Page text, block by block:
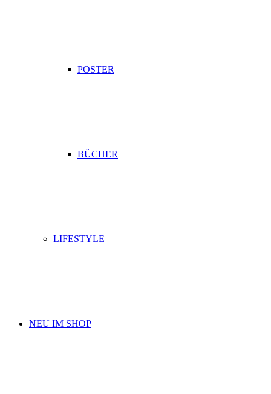
POSTER
BÜCHER
LIFESTYLE
NEU IM SHOP